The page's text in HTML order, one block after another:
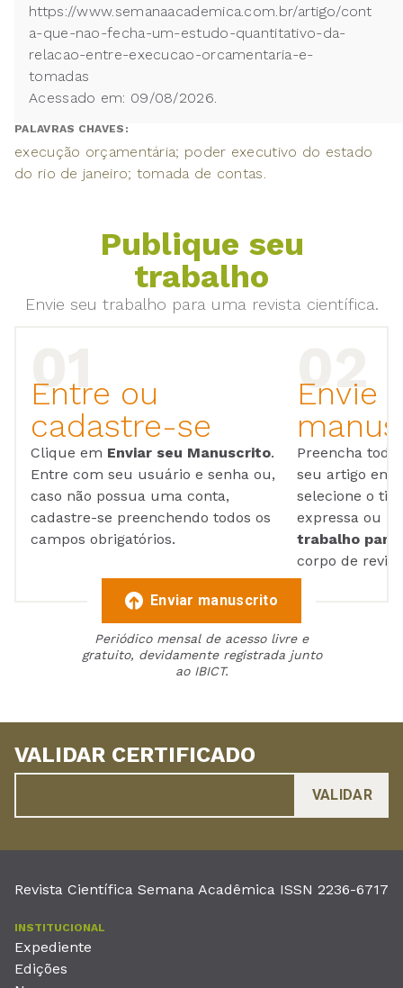
https://www.semanaacademica.com.br/artigo/cont
a-que-nao-fecha-um-estudo-quantitativo-da-
relacao-entre-execucao-orcamentaria-e-
tomadas
Acessado em: 09/08/2026.
PALAVRAS CHAVES:
execução orçamentária; poder executivo do estado
do rio de janeiro; tomada de contas.
Publique seu
trabalho
Envie seu trabalho para uma revista científica.
Entre ou
cadastre-se
Clique em Enviar seu Manuscrito.
Entre com seu usuário e senha ou,
caso não possua uma conta,
cadastre-se preenchendo todos os
campos obrigatórios.
Envie
Preencha
seu artigo em
selecione o
expressa ou
trabalho para
corpo de
Enviar manuscrito
Periódico mensal de acesso livre e
gratuito, devidamente registrada junto
ao IBICT.
VALIDAR CERTIFICADO
Revista Científica Semana Acadêmica ISSN 2236-6717
INSTITUCIONAL
Expediente
Edições